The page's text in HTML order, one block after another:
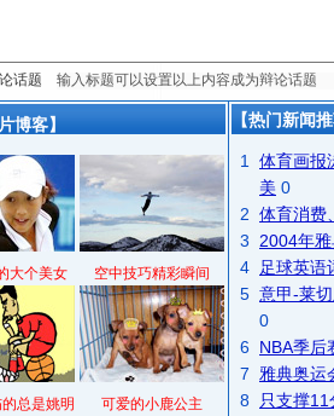
话题
博客】
大个美女 空中技巧精彩瞬间
总是姚明 可爱的小鹿公主
【热门新闻
1
体育画报
美 0
2 体育消费
3
2004年
4
足球英语
5 意甲-莱
0
6 NBA季后
7
雅典奥运
8
只支撑